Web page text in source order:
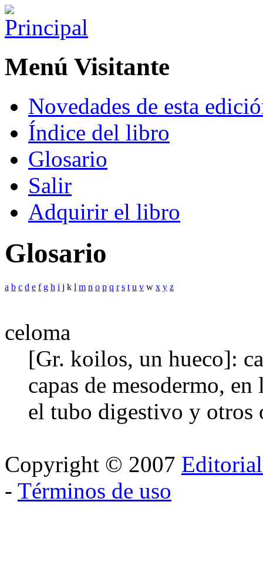
Menú Visitante
Novedades de esta
Índice del libro
Glosario
Salir
Adquirir el libro
Glosario
a b c d e f g h i j k l m n o p q r s t u v w x y z
celoma
[Gr. koilos, un hueco]:
capas de mesodermo,
el tubo digestivo y otros
Copyright © 2007
- Términos de uso